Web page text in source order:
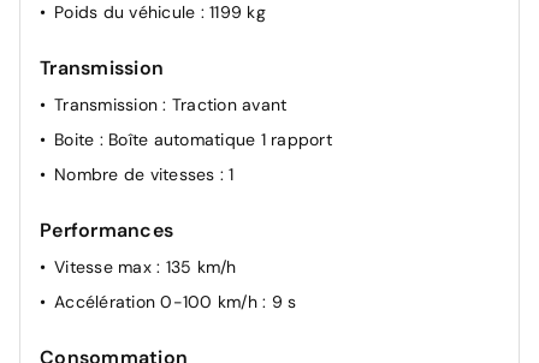
Poids du véhicule : 1199 kg
Transmission
Transmission: Traction avant
Boite : Boîte automatique 1 rapport
Nombre de vitesses : 1
Performances
Vitesse max : 135 km/h
Accélération 0-100 km/h : 9 s
Consommation